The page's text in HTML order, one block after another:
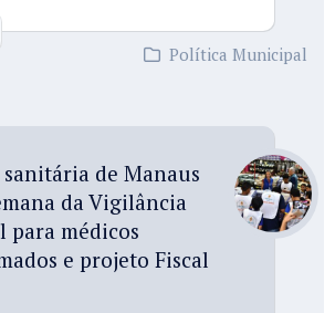
Política Municipal
de Manaus
da Vigilância
para médicos
e projeto Fiscal